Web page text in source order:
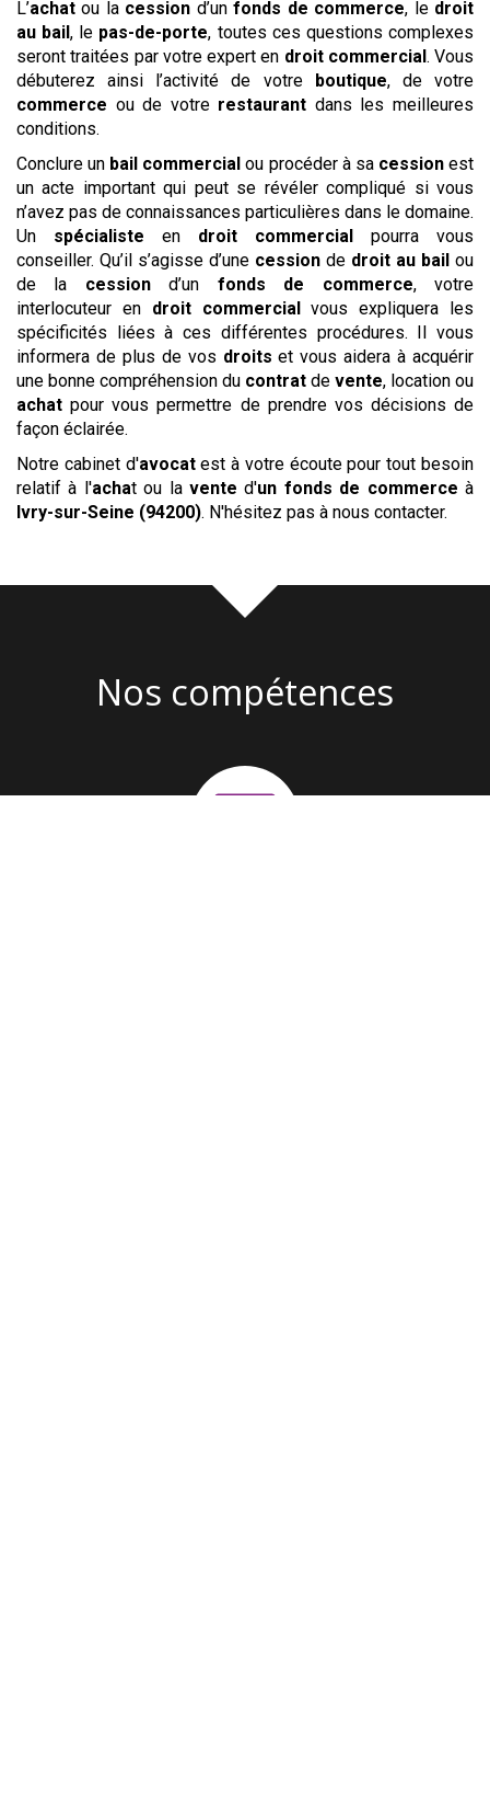
L’achat ou la cession d’unfonds de commerce, le droit
au bail, le pas-de-porte, toutes ces questions complexes
seront traitées par votre expert en droit commercial. Vous
débuterez ainsi l’activité de votre boutique, de votre
commerce ou de votre restaurant dans les meilleures
conditions.
Conclure un bail commercial ou procéder à sa cessionest
un acte important qui peut se révéler compliqué si vous
n’avez pas de connaissances particulières dans le domaine.
Un spécialiste en droit commercial pourra vous
conseiller. Qu’il s’agisse d’une cession de droit au bail ou
de la cessiond’un fonds de commerce, votre
interlocuteur en droit commercialvous expliquera les
spécificités liées à ces différentes procédures. Il vous
informera de plus de vos droits et vous aidera à acquérir
une bonne compréhension du contrat de vente, location ou
achat pour vous permettre de prendre vos décisions de
façon éclairée.
Notre cabinet d'avocatest à votre écoute pour tout besoin
relatif à l'achat ou lavented'un fonds de commerce à
Ivry-sur-Seine (94200). N'hésitez pas à nous contacter.
Nos compétences